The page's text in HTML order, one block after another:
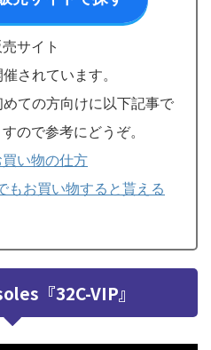
サイト
されています。
ての方向けに以下記事で
ので参考にどうぞ。
い物の仕方
もお買い物すると貰える
『32C-VIP』